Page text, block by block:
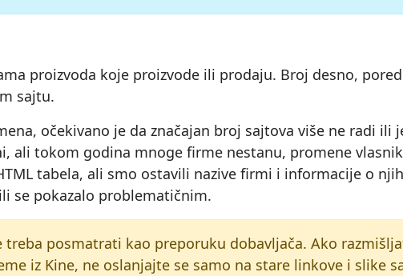
proizvoda koje proizvode ili prodaju. Broj desno,
sajtu.
očekivano je da značajan broj sajtova više ne radi ili
ali tokom godina mnoge firme nestanu, promene
tabela, ali smo ostavili nazive firmi i informacije o
se pokazalo problematičnim.
treba posmatrati kao preporuku dobavljača. Ako
iz Kine, ne oslanjajte se samo na stare linkove i slike